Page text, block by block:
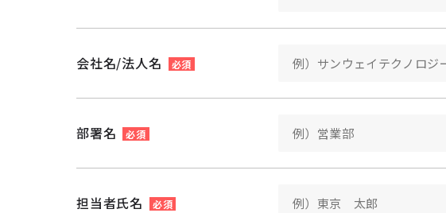
会社名/法人名 必須
部署名 必須
担当者氏名 必須